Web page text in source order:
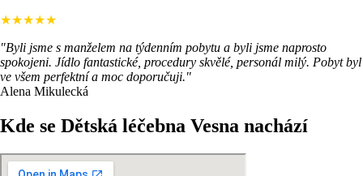
★★★★★
"Byli jsme s manželem na týdenním pobytu a byli jsme naprosto
spokojeni. Jídlo fantastické, procedury skvělé, personál milý. Pobyt byl
ve všem perfektní a moc doporučuji."
Alena Mikulecká
Kde se Dětská léčebna Vesna​ nachází